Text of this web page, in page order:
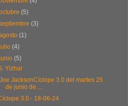
(5)
(3)
(1)
(4)
(5)
Yizhar
Joe JacksonCíclope 3.0 del martes 25
de junio de ...
3.0 - 18-06-24